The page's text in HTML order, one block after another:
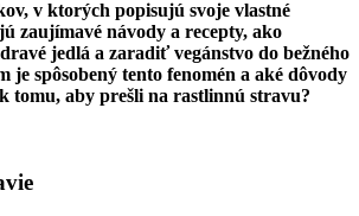
v ktorých popisujú svoje vlastné
zaujímavé návody a recepty, ako
jedlá a zaradiť vegánstvo do bežného
je spôsobený tento fenomén a aké dôvody
tomu, aby prešli na rastlinnú stravu?